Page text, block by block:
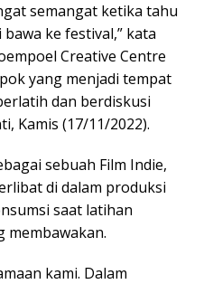
semangat ketika tahu
ke festival,” kata
Creative Centre
yang menjadi tempat
dan berdiskusi
Kamis (17/11/2022).
sebuah Film Indie,
di dalam produksi
saat latihan
membawakan.
kami. Dalam